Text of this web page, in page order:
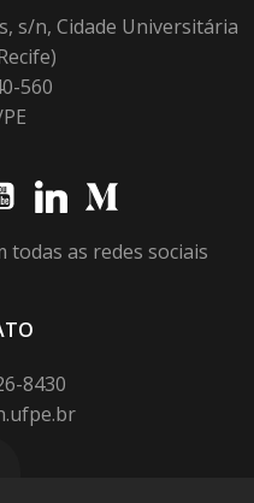
s/n, Cidade Universitária
560
todas as redes sociais
8430